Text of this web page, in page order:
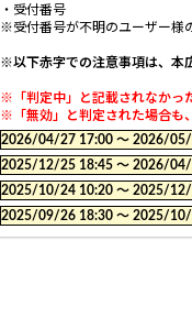
・受付番号
※受付番号が不明のユーザー様
※以下赤字での注意事項は、本
※「判定中」と記載されなかっ
※「無効」と判定された場合も
2026/04/27 17:00 〜 2026/05/
2025/12/25 18:45 〜 2026/04/
2025/10/24 10:20 〜 2025/12/
2025/09/26 18:30 〜 2025/10/